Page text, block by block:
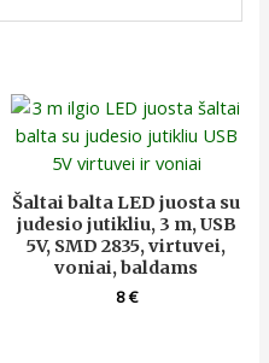
Šaltai balta LED juosta su
judesio jutikliu, 3 m, USB
5V, SMD 2835, virtuvei,
voniai, baldams
8€